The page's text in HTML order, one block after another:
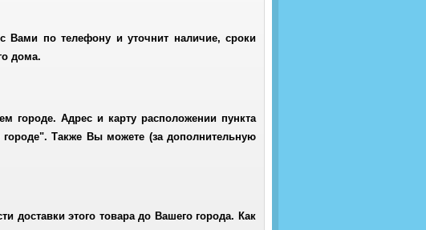
Вами по телефону и уточнит наличие, сроки
дома.
городе. Адрес и карту расположении пункта
Также Вы можете (за дополнительную
доставки этого товара до Вашего города. Как